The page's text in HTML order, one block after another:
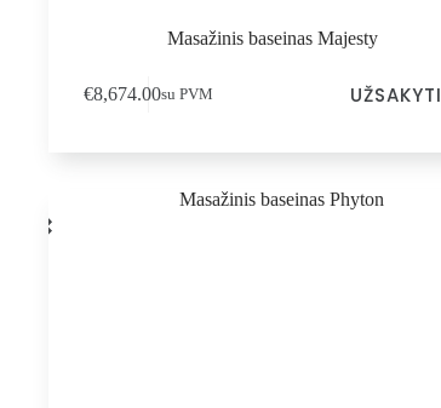
Masažinis baseinas Majesty
€8,674.00su PVM UŽSAKYTI